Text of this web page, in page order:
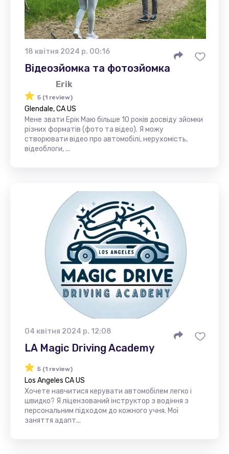
18 квітня 2024 р. 00:16
Відеозйомка та фотозйомка
Erik
5 (1 review)
Glendale, CA US
Мене звати Ерік Маю більше 10 років досвіду зйомки
різних форматів (фото та відео). Я можу
створювати відео про автомобілі, нерухомість,
відеоблоги, ...
04 квітня 2024 р. 12:08
LA Magic Driving Academy
5 (1 review)
Los Angeles CA US
Хочете навчитися керувати автомобілем легко і
швидко? Я ліцензований інструктор з водіння з
персональним підходом до кожного учня. Мої
заняття адапт...